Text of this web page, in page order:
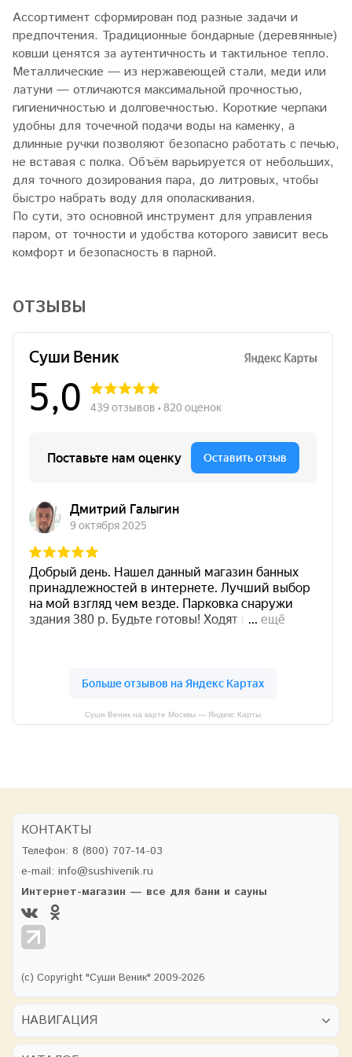
Ассортимент сформирован под разные задачи и
предпочтения. Традиционные бондарные (деревянные)
ковши ценятся за аутентичность и тактильное тепло.
Металлические — из нержавеющей стали, меди или
латуни — отличаются максимальной прочностью,
гигиеничностью и долговечностью. Короткие черпаки
удобны для точечной подачи воды на каменку, а
длинные ручки позволяют безопасно работать с печью,
не вставая с полка. Объём варьируется от небольших,
для точного дозирования пара, до литровых, чтобы
быстро набрать воду для ополаскивания.
По сути, это основной инструмент для управления
паром, от точности и удобства которого зависит весь
комфорт и безопасность в парной.
ОТЗЫВЫ
Суши Веник на карте Москвы — Яндекс Карты
КОНТАКТЫ
Телефон: 8 (800) 707-14-03
e-mail: info@sushivenik.ru
Интернет-магазин — все для бани и сауны
(с) Copyright "Суши Веник" 2009-2026
НАВИГАЦИЯ